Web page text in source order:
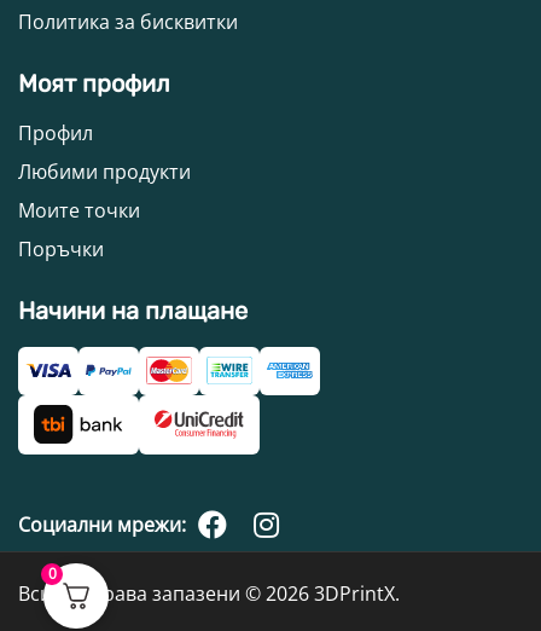
Политика за бисквитки
Моят профил
Профил
Любими продукти
Моите точки
Поръчки
Начини на плащане
Социални мрежи:
Всички права запазени © 2026 3DPrintX.
0